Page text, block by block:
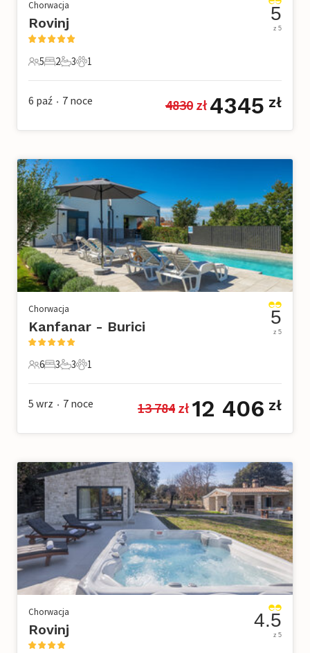
Chorwacja
Rovinj
5 Goście
5
2 Sypialnie
2
3 Łazienki
3
1 Zwierzę domowe
1
5
z 5
6 paź • 7 noce 4830 zł 4345 zł
Chorwacja
Kanfanar - Burici
6 Goście
6
3 Sypialnie
3
3 Łazienki
3
1 Zwierzę domowe
1
5
z 5
5 wrz • 7 noce 13 784 zł 12 406 zł
Chorwacja
Rovinj 4.5
z 5